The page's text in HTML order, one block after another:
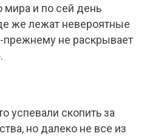
мира и по сей день
же лежат невероятные
прежнему не раскрывает
успевали скопить за
но далеко не все из